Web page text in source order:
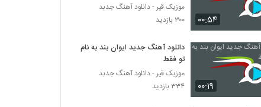
دانلود آهنگ مجتبی شاه علی مو خرمایی
(Mojtaba Shah Ali Moo Khormayi)
موزیک زیبای به حالم نظر کن از بابک بابایی
۲۵۶ بازدید
۰۰:۵۴
موزیک قیر - دانلود آهنگ جدبد
۳۰۰ بازدید
۰۰:۱۹
دانلود آهنگ جدید ایوان بند به نام
تو فقط
موزیک قیر - دانلود آهنگ جدبد
۳۳۴ بازدید